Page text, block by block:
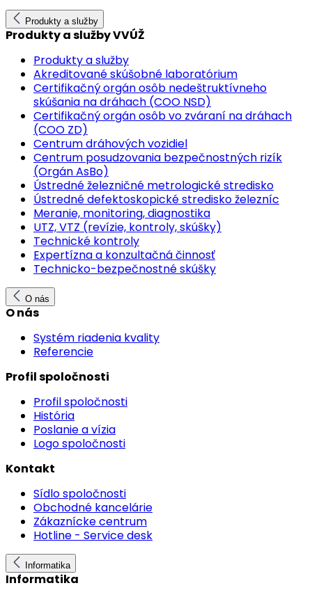
Produkty a služby
Produkty a služby VVÚŽ
Produkty a služby
Akreditované skúšobné laboratórium
Certifikačný orgán osôb nedeštruktívneho
skúšania na dráhach (COO NSD)
Certifikačný orgán osôb vo zváraní na dráhach
(COO ZD)
Centrum dráhových vozidiel
Centrum posudzovania bezpečnostných rizík
(Orgán AsBo)
Ústredné železničné metrologické stredisko
Ústredné defektoskopické stredisko železníc
Meranie, monitoring, diagnostika
UTZ, VTZ (revízie, kontroly, skúšky)
Technické kontroly
Expertízna a konzultačná činnosť
Technicko-bezpečnostné skúšky
O nás
O nás
Systém riadenia kvality
Referencie
Profil spoločnosti
Profil spoločnosti
História
Poslanie a vízia
Logo spoločnosti
Kontakt
Sídlo spoločnosti
Obchodné kancelárie
Zákaznícke centrum
Hotline - Service desk
Informatika
Informatika